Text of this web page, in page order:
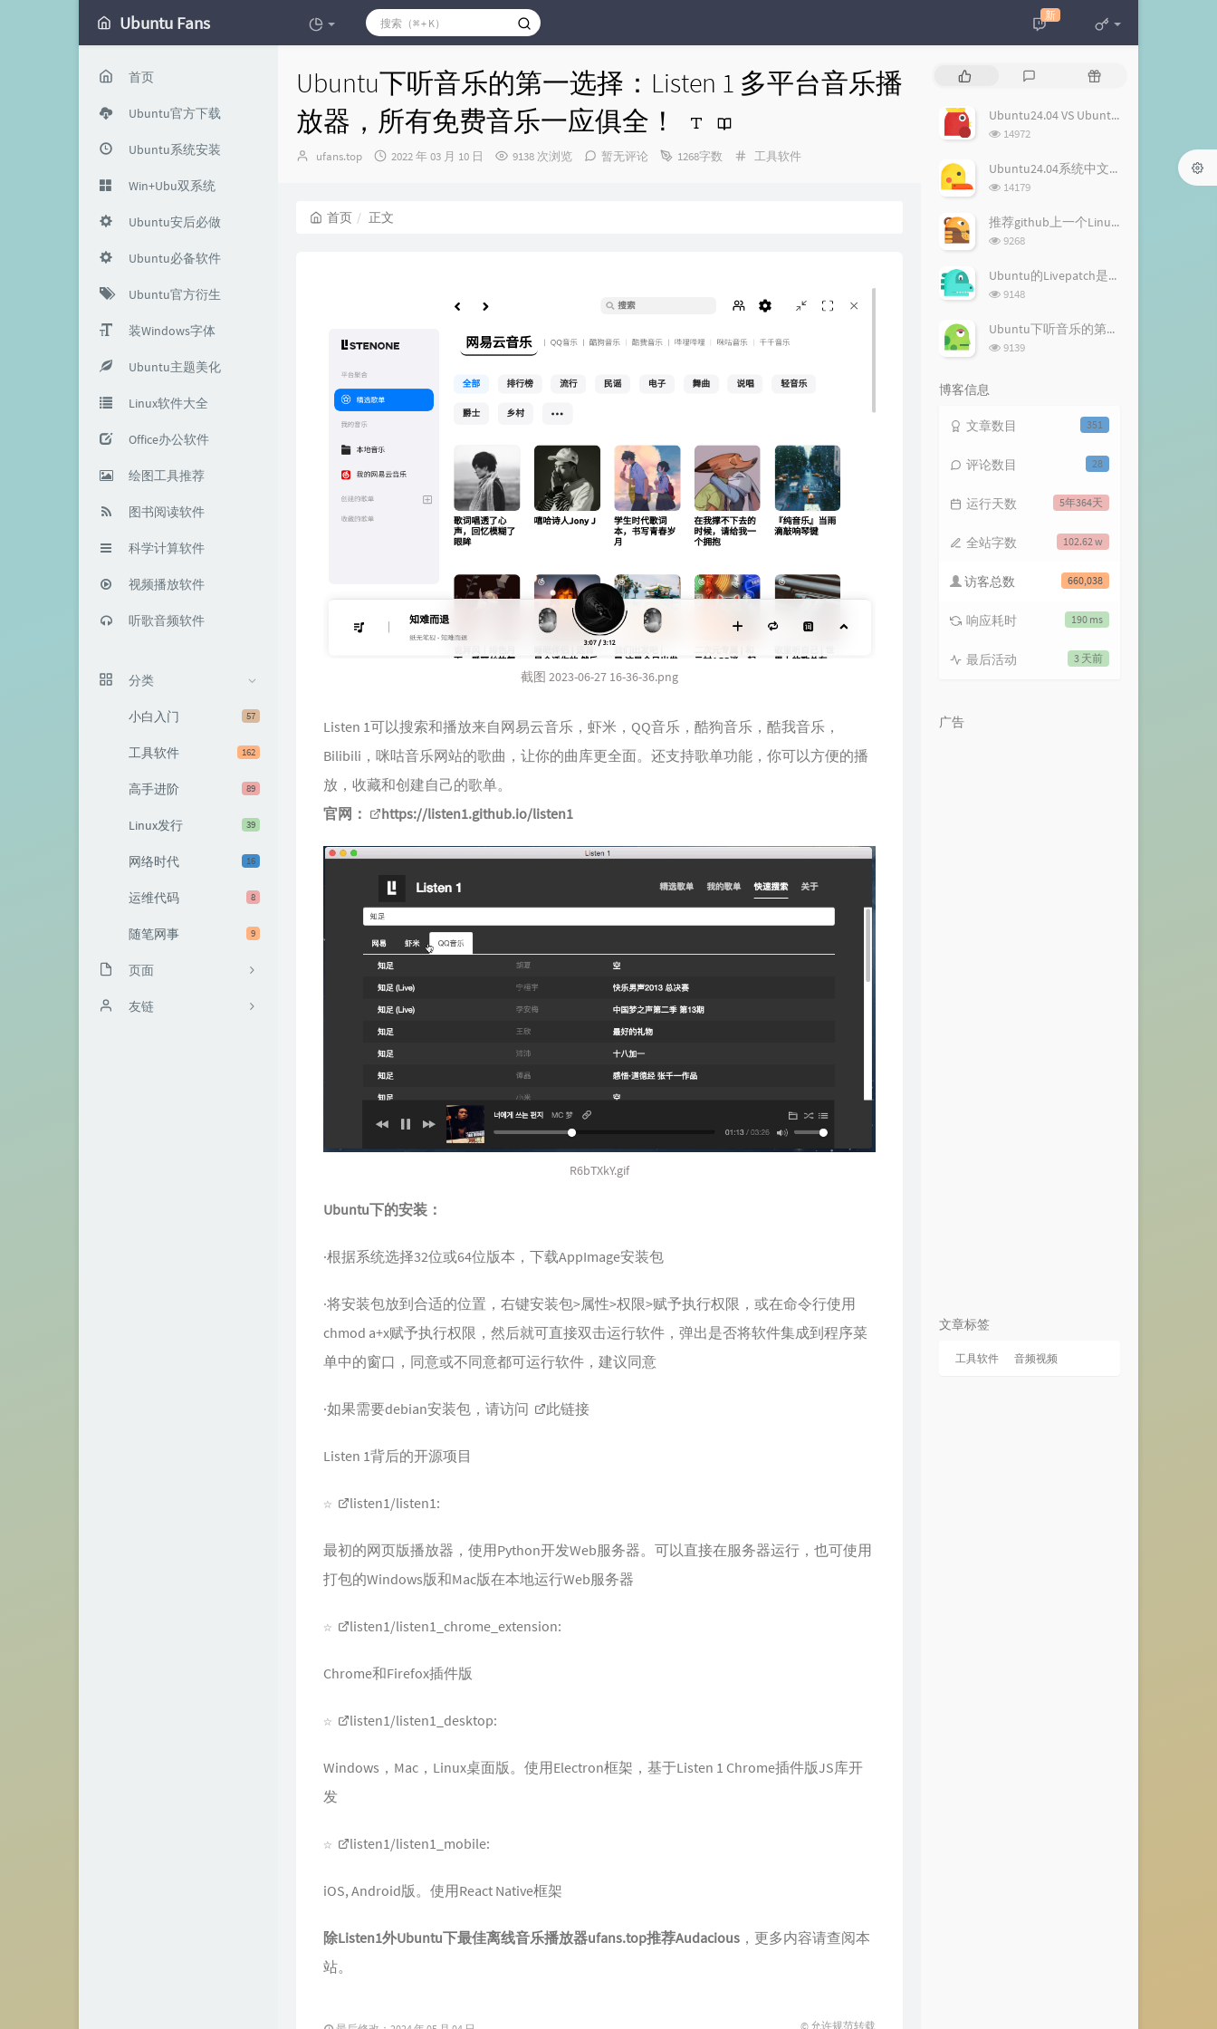
Ubuntu Fans 新
首页
Ubuntu官方下载
Ubuntu系统安装
Win+Ubu双系统
Ubuntu安后必做
Ubuntu必备软件
Ubuntu官方衍生
装Windows字体
Ubuntu主题美化
Linux软件大全
Office办公软件
绘图工具推荐
图书阅读软件
科学计算软件
视频播放软件
听歌音频软件
分类
57
小白入门
162
工具软件
89
高手进阶
39
Linux发行
16
网络时代
8
运维代码
9
随笔网事
页面
友情链接
友链
Ubuntu下听音乐的第一选择：Listen 1 多平台音乐播
放器，所有免费音乐一应俱全！
博
ufans.top
发
2022 年 03 月 10 日 9138 次浏览 暂无评论 1268字数
分
工具软件
首页 正文
截图 2023-06-27 16-36-36.png
Listen 1可以搜索和播放来自网易云音乐，虾米，QQ音乐，酷狗音乐，酷我音乐，
Bilibili，咪咕音乐网站的歌曲，让你的曲库更全面。还支持歌单功能，你可以方便的播
放，收藏和创建自己的歌单。
官网：
https://listen1.github.io/listen1
R6bTXkY.gif
Ubuntu下的安装：
·根据系统选择32位或64位版本，下载AppImage安装包
·将安装包放到合适的位置，右键安装包>属性>权限>赋予执行权限，或在命令行使用
chmod a+x赋予执行权限，然后就可直接双击运行软件，弹出是否将软件集成到程序菜
单中的窗口，同意或不同意都可运行软件，建议同意
·如果需要debian安装包，请访问 此链接
Listen 1背后的开源项目
☆ listen1/listen1 :
最初的网页版播放器，使用Python开发Web服务器。可以直接在服务器运行，也可使用
打包的Windows版和Mac版在本地运行Web服务器
☆ listen1/listen1_chrome_extension:
Chrome和Firefox插件版
☆ listen1/listen1_desktop:
Windows，Mac，Linux桌面版。使用Electron框架，基于Listen 1 Chrome插件版JS库开
发
☆ listen1/listen1_mobile:
iOS, Android版。使用React Native框架
除Listen1外Ubuntu下最佳离线音乐播放器ufans.top推荐Audacious ，更多内容请查阅本
站。
© 允许规范转载
章
评
随
文Ubuntu24.04 VS Ubuntu22.04 LTS版的不同，值不值得升级？
浏
次
14972
Ubuntu24.04系统中文输入升级玩法——雾凇拼音（Rime 配置）
浏
次
数:
14179
推荐github上一个Linux软件合集——超赞的 Linux 软件
浏
次
9268
Ubuntu的Livepatch是什么，有什么用？
浏
次
9148
Ubuntu下听音乐的第一选择：Listen 1 多平台音乐播放器，所有免费音乐一应俱全！
浏
9139
博客信息
351
文章数目
28
评论数目
5年364天
运行天数
102.62 w
全站字数
660,038
访客总数
190 ms
响应耗时
3 天前
最后活动
广告
文章标签
工具软件 音频视频